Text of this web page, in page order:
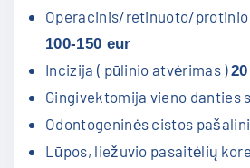
Operacinis/retinuoto/
100-150 eur
Incizija ( pūlinio atvėrimas )
Gingivektomija vieno danties
Odontogeninės cistos
Lūpos, liežuvio pasaitėlių